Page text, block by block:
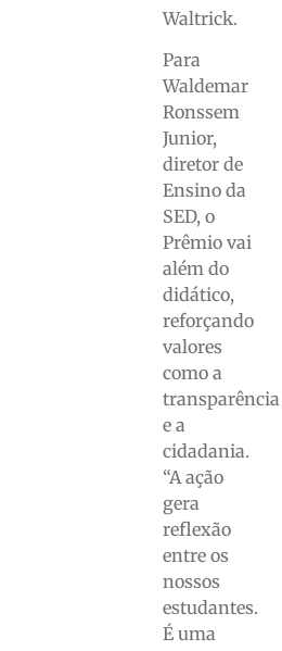
Waltrick.
Para
Waldemar
Ronssem
Junior,
diretor de
Ensino da
SED, o
Prêmio vai
além do
didático,
reforçando
valores
como a
transparência
e a
cidadania.
“A ação
gera
reflexão
entre os
nossos
estudantes.
É uma